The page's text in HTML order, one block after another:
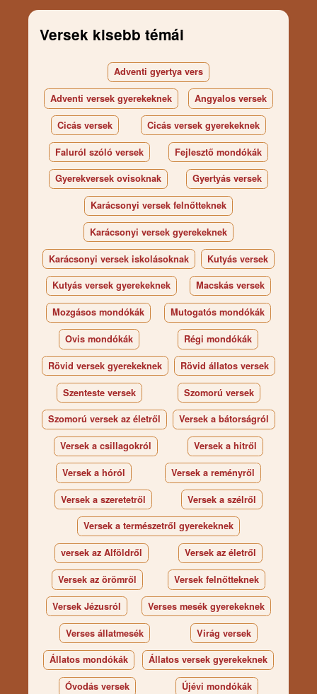
Versek kisebb témái
Adventi gyertya vers
Adventi versek gyerekeknek Angyalos versek
Cicás versek Cicás versek gyerekeknek
Faluról szóló versek Fejlesztő mondókák
Gyerekversek ovisoknak Gyertyás versek
Karácsonyi versek felnőtteknek
Karácsonyi versek gyerekeknek
Karácsonyi versek iskolásoknak Kutyás versek
Kutyás versek gyerekeknek Macskás versek
Mozgásos mondókák Mutogatós mondókák
Ovis mondókák Régi mondókák
Rövid versek gyerekeknek Rövid állatos versek
Szenteste versek Szomorú versek
Szomorú versek az életről Versek a bátorságról
Versek a csillagokról Versek a hitről
Versek a hóról Versek a reményről
Versek a szeretetről Versek a szélről
Versek a természetről gyerekeknek
versek az Alföldről Versek az életről
Versek az örömről Versek felnőtteknek
Versek Jézusról Verses mesék gyerekeknek
Verses állatmesék Virág versek
Állatos mondókák Állatos versek gyerekeknek
Óvodás versek Újévi mondókák